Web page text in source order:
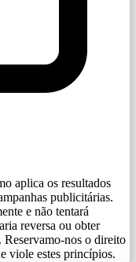
aplica os resultados
publicitárias.
e não tentará
reversa ou obter
Reservamo-nos o direito
viole estes princípios.